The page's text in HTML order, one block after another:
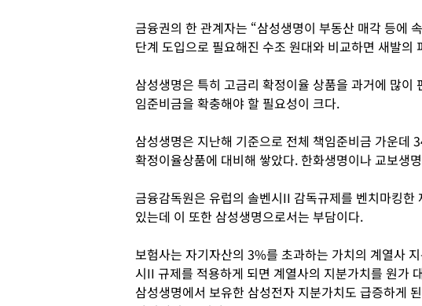
금융권의 한 관계자는 “삼성생명이 부동산 매각 등에
단계 도입으로 필요해진 수조 원대와 비교하면 새발의
삼성생명은 특히 고금리 확정이율 상품을 과거에 많이
임준비금을 확충해야 할 필요성이 크다.
삼성생명은 지난해 기준으로 전체 책임준비금 가운데
확정이율상품에 대비해 쌓았다. 한화생명이나 교보생
금융감독원은 유럽의 솔벤시II 감독규제를 벤치마킹한
있는데 이 또한 삼성생명으로서는 부담이다.
보험사는 자기자산의 3%를 초과하는 가치의 계열사
시II 규제를 적용하게 되면 계열사의 지분가치를 원가
삼성생명에서 보유한 삼성전자 지분가치도 급증하게